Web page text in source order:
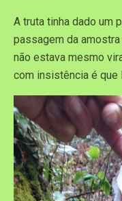
A truta tinha dado um
passagem da
não estava mesmo
com insistência é que